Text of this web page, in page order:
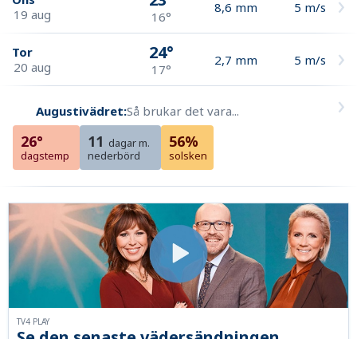
19 aug
16°
8,6 mm 5 m/s
Tor
20 aug
24°
17°
2,7 mm 5 m/s
Augustivädret:Så brukar det vara...
26°
dagstemp
11 dagar m.
nederbörd
56%
solsken
TV4 PLAY